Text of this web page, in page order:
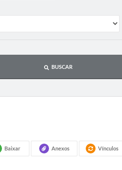
BUSCAR
Baixar Anexos Vínculos